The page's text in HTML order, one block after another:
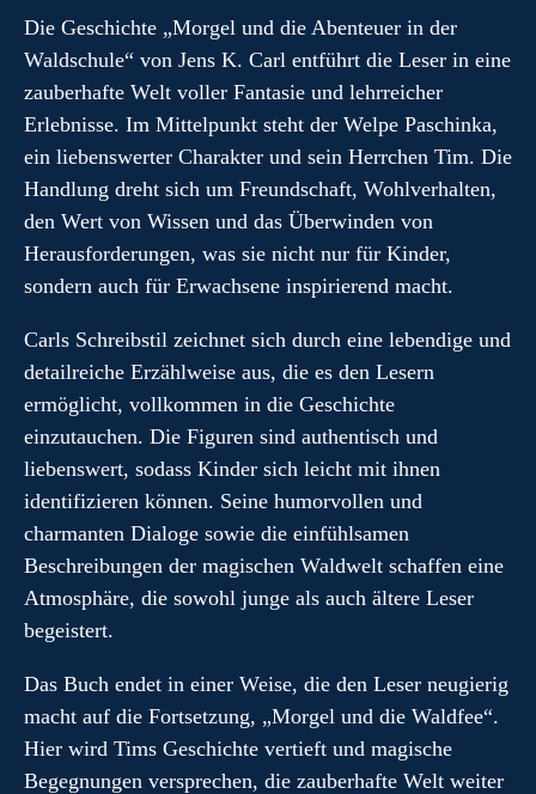
Die Geschichte „Morgel und die Abenteuer in der
Waldschule“ von Jens K. Carl entführt die Leser in eine
zauberhafte Welt voller Fantasie und lehrreicher
Erlebnisse. Im Mittelpunkt steht der Welpe Paschinka,
ein liebenswerter Charakter und sein Herrchen Tim. Die
Handlung dreht sich um Freundschaft, Wohlverhalten,
den Wert von Wissen und das Überwinden von
Herausforderungen, was sie nicht nur für Kinder,
sondern auch für Erwachsene inspirierend macht.
Carls Schreibstil zeichnet sich durch eine lebendige und
detailreiche Erzählweise aus, die es den Lesern
ermöglicht, vollkommen in die Geschichte
einzutauchen. Die Figuren sind authentisch und
liebenswert, sodass Kinder sich leicht mit ihnen
identifizieren können. Seine humorvollen und
charmanten Dialoge sowie die einfühlsamen
Beschreibungen der magischen Waldwelt schaffen eine
Atmosphäre, die sowohl junge als auch ältere Leser
begeistert.
Das Buch endet in einer Weise, die den Leser neugierig
macht auf die Fortsetzung, „Morgel und die Waldfee“.
Hier wird Tims Geschichte vertieft und magische
Begegnungen versprechen, die zauberhafte Welt weiter